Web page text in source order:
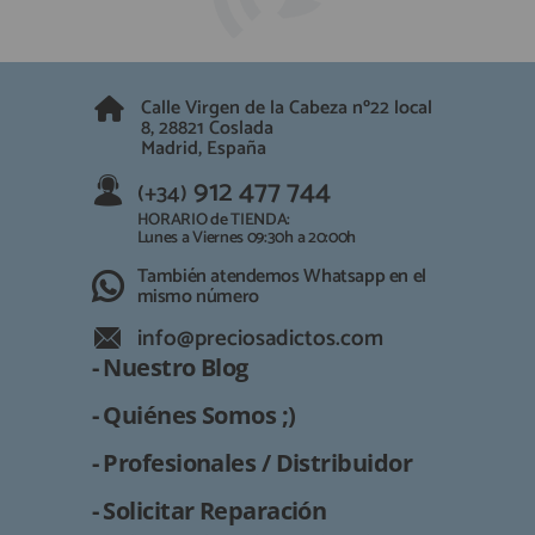
912 477 744
HORARIO de TIENDA:
Lunes a Viernes 09:30h a 20:00h
También atendemos Whatsapp
info@preciosadictos.com
Calle Virgen de la Cabeza nº22 local
8, 28821 Coslada
Madrid, España
(+34) 912 477 744
HORARIO de TIENDA:
Lunes a Viernes 09:30h a 20:00h
También atendemos Whatsapp en el
mismo número
info@preciosadictos.com
- Nuestro Blog
- Quiénes Somos ;)
- Profesionales / Distribuidor
- Solicitar Reparación